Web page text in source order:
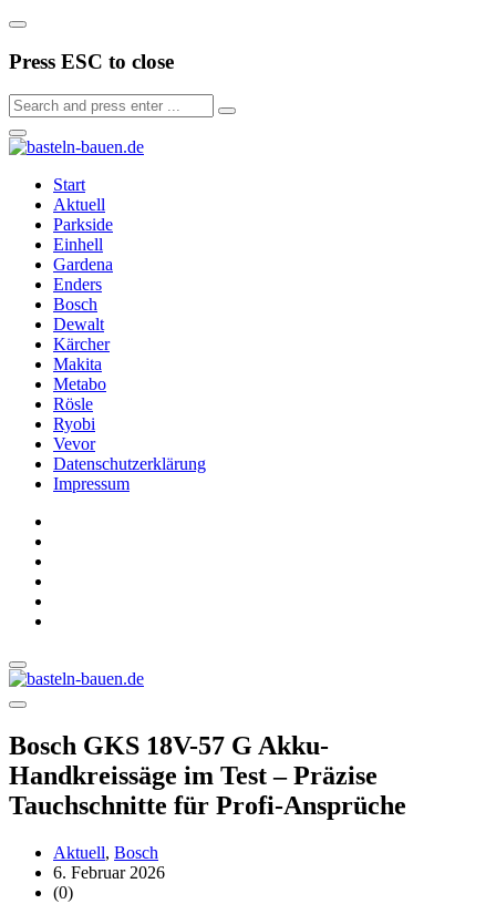
Press ESC to close
Start
Aktuell
Parkside
Einhell
Gardena
Enders
Bosch
Dewalt
Kärcher
Makita
Metabo
Rösle
Ryobi
Vevor
Datenschutzerklärung
Impressum
Bosch GKS 18V-57 G Akku-
Handkreissäge im Test – Präzise
Tauchschnitte für Profi-Ansprüche
Aktuell, Bosch
6. Februar 2026
(0)